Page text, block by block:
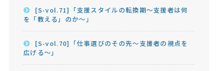
[S-vol.71]「支援スタイルの転換期～支援者は何
を「教える」のか～」
[S-vol.70]「仕事選びのその先～支援者の視点を
広げる～」